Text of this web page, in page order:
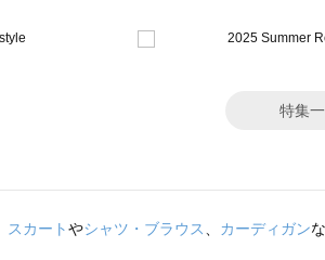
特集
スカートやシャツ・ブラウス、 カーディガン